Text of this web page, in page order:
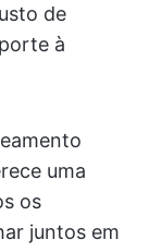
de
à
uma
os
juntos em